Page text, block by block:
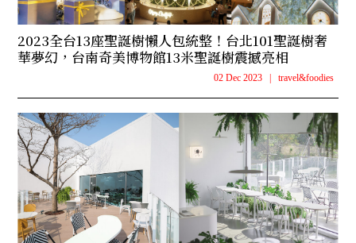
2023全台13座聖誕樹懶人包統整！台北101聖誕樹奢
華夢幻，台南奇美博物館13米聖誕樹震撼亮相
02 Dec 2023 travel&foodies